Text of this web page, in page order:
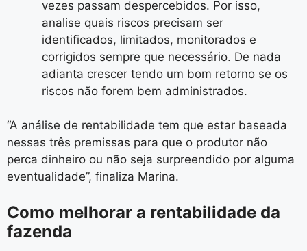
vezes passam despercebidos. Por isso,
analise quais riscos precisam ser
identificados, limitados, monitorados e
corrigidos sempre que necessário. De nada
adianta crescer tendo um bom retorno se os
riscos não forem bem administrados.
“A análise de rentabilidade tem que estar baseada
nessas três premissas para que o produtor não
perca dinheiro ou não seja surpreendido por alguma
eventualidade”, finaliza Marina.
Como melhorar a rentabilidade da
fazenda